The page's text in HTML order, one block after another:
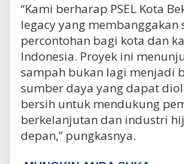
“Kami berharap PSEL Kota
legacy yang
percontohan bagi kota dan
Indonesia. Proyek ini
sampah bukan lagi menjadi
sumber daya yang dapat
bersih untuk mendukung
berkelanjutan dan industri
depan,” pungkasnya.